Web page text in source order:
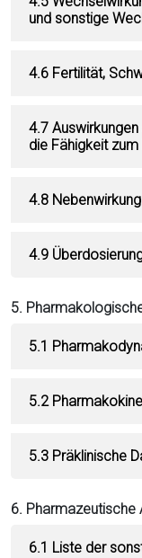
und sonstige
4.6 Fertilität,
4.7
die Fähigkeit
4.8
4.9
5.
5.1
5.2
5.3 Präklinische
6. Pharmazeutische
6.1 Liste der